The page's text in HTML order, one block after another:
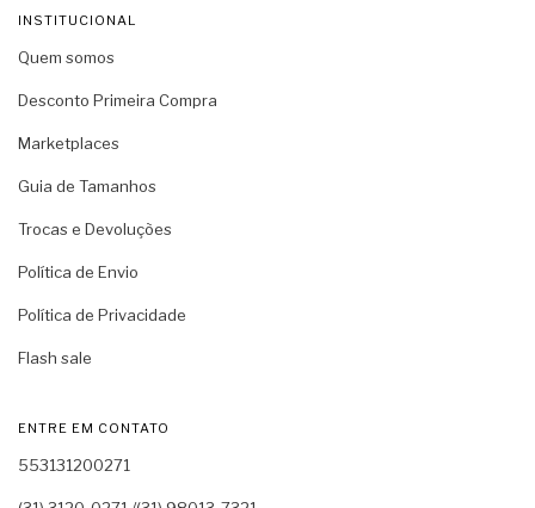
INSTITUCIONAL
Quem somos
Desconto Primeira Compra
Marketplaces
Guia de Tamanhos
Trocas e Devoluções
Política de Envio
Política de Privacidade
Flash sale
ENTRE EM CONTATO
553131200271